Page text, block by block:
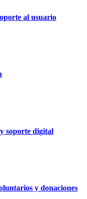
al usuario
soporte digital
y donaciones